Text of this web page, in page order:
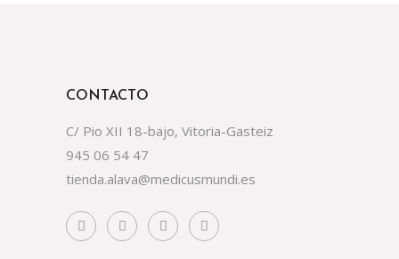
CONTACTO
C/ Pio XII 18-bajo, Vitoria-Gasteiz
945 06 54 47
tienda.alava@medicusmundi.es